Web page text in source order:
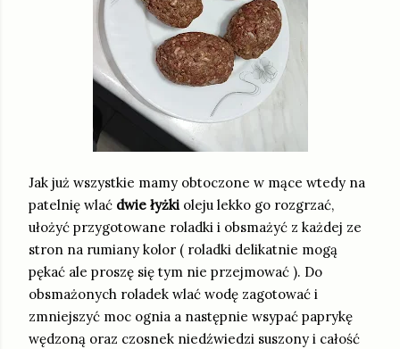
Jak już wszystkie mamy obtoczone w mące wtedy na
patelnię wlać dwie łyżki oleju lekko go rozgrzać,
ułożyć przygotowane roladki i obsmażyć z każdej ze
stron na rumiany kolor ( roladki delikatnie mogą
pękać ale proszę się tym nie przejmować ). Do
obsmażonych roladek wlać wodę zagotować i
zmniejszyć moc ognia a następnie wsypać paprykę
wędzoną oraz czosnek niedźwiedzi suszony i całość